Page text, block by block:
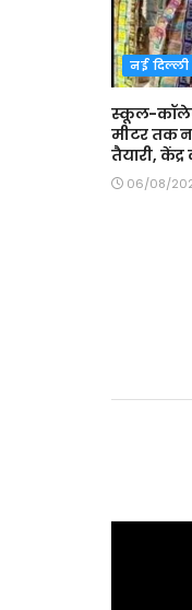
नई दिल्ली
स्कूल-
मीटर तक
तैयारी, केंद्र
06/08/